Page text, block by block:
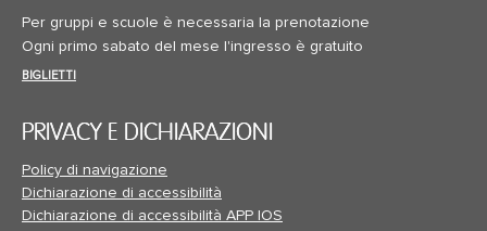
Per gruppi e scuole è necessaria la prenotazione
Ogni primo sabato del mese l'ingresso è gratuito
BIGLIETTI
PRIVACY E DICHIARAZIONI
Policy di navigazione
Dichiarazione di accessibilità
Dichiarazione di accessibilità APP IOS